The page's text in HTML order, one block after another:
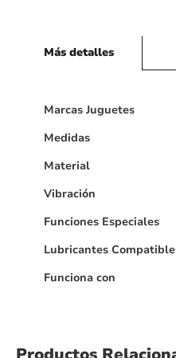
Más detalles
Más
Marcas Juguetes
Medidas
Material
Vibración
Funciones Especiales
Lubricantes
Funciona con